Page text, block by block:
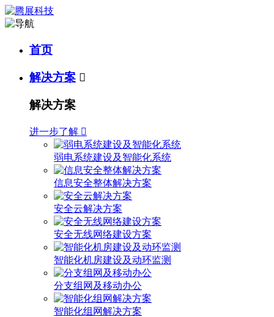
首页
解决方案 
解决方案
进一步了解 
弱电系统建设及智能化系统
信息安全整体解决方案
安全云解决方案
安全无线网络建设方案
智能化机房建设及动环监测
分支组网及移动办公
智能化组网解决方案